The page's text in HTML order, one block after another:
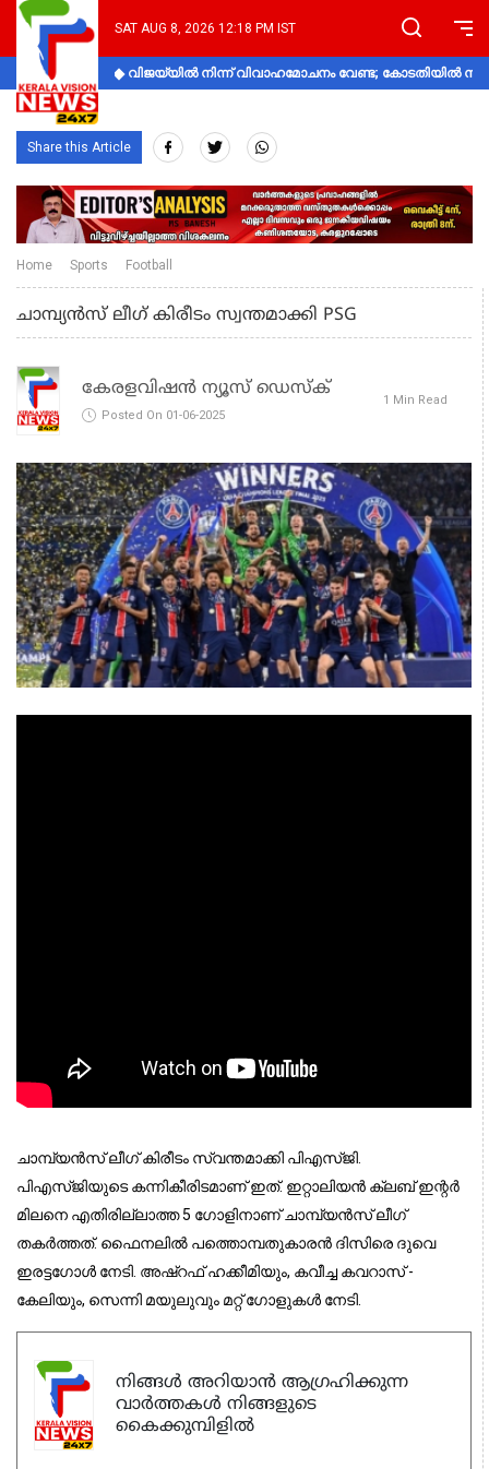
SAT AUG 8, 2026 12:18 PM IST
വിജയ്‌യിൽ നിന്ന് വിവാഹമോചനം വേണ്ട; കോടതിയിൽ
Share this Article
Home Sports Football
ചാമ്പ്യന്‍സ് ലീഗ് കിരീടം സ്വന്തമാക്കി PSG
കേരളവിഷൻ ന്യൂസ് ഡെസ്‌ക്
Posted On 01-06-2025
1 Min Read
ചാമ്പ്യന്‍സ് ലീഗ് കിരീടം സ്വന്തമാക്കി പിഎസ്ജി.
പിഎസ്ജിയുടെ കന്നികീരിടമാണ് ഇത്. ഇറ്റാലിയന്‍ ക്ലബ് ഇന്റര്‍
മിലനെ എതിരില്ലാത്ത 5 ഗോളിനാണ് ചാമ്പ്യന്‍സ് ലീഗ്
തകര്‍ത്തത്. ഫൈനലില്‍ പത്തൊമ്പതുകാരന്‍ ദിസിരെ ദുവെ
ഇരട്ടഗോള്‍ നേടി. അഷ്‌റഫ് ഹക്കീമിയും, കവീച്ച കവറാസ് -
കേലിയും, സെന്നി മയുലുവും മറ്റ് ഗോളുകള്‍ നേടി.
നിങ്ങൾ അറിയാൻ ആഗ്രഹിക്കുന്ന
വാർത്തകൾ നിങ്ങളുടെ
കൈക്കുമ്പിളിൽ